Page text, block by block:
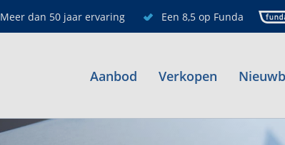
Meer dan 50 jaar ervaring Een 8,5 op Funda
Aanbod Verkopen